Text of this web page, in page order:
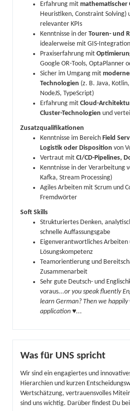
Erfahrung mit mathematischer
Heuristiken, Constraint Solving)
relevanter KPIs
Kenntnisse in der Touren- und
idealerweise mit GIS-Integration
Praxiserfahrung mit
Google OR-Tools, OptaPlanner
Sicher im Umgang mit
Technologien (z. B. Java,
NodeJS, TypeScript)
Erfahrung mit Cloud-
Cluster-Technologien und
Zusatzqualifikationen
Kenntnisse im Bereich Field
Logistik oder Disposition von
Vertraut mit CI/CD-Pipelines,
Kenntnisse in der Verarbeitung
Kafka, Stream Processing)
Agiles Arbeiten mit Scrum und
Fremdwörter
Soft Skills
Strukturiertes Denken,
schnelle Auffassungsgabe
Eigenverantwortliches Arbeiten
Lösungskompetenz
Teamorientierung und
Zusammenarbeit
Sehr gute Deutsch- und
voraus...or you speak fluently
learn German? Then we
application ♥...
Was für UNS spricht
Wir sind ein engagiertes und
Hierarchien und kurzen
Wertschätzung, vertrauensvolles
sind uns wichtig. Darüber findest Du